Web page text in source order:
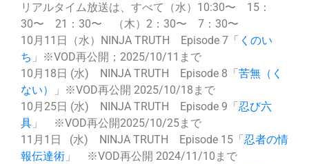
リアルタイム放送は、すべて（水）10:30〜 15：
30〜 21：30〜 （木）2：30〜 7：30〜
10月11日（水）NINJA TRUTH Episode 7「 くのい
ち 」※VOD再公開；2025/10/11まで
10月18日 (水) NINJA TRUTH Episode 8「 苦無（く
ない）
」※VOD再公開 2025/10/18まで
10月25日 (水) NINJA TRUTH Episode 9「 忍び六
具 」 ※VOD再公開2025/10/25まで
11月1日 (水) NINJA TRUTH Episode 15「 忍者の情
報伝達術 」 ※VOD再公開 2024/11/10まで